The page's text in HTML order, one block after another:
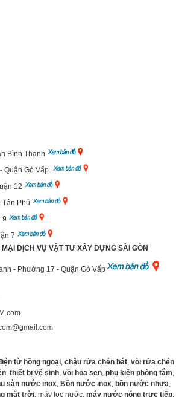
Bình Thạnh
Quận Gò Vấp
12
Tân Phú
9
7
DỊCH VỤ VẬT TƯ XÂY DỰNG SÀI GÒN
- Phường 17 - Quận Gò Vấp
từ hồng ngoại, chậu rửa chén bát, vòi rửa chén
, thiết bị vệ sinh, vòi hoa sen, phụ kiện phòng tắm,
sàn nước inox, Bồn nước inox, bồn nước nhựa,
mặt trời, máy lọc nước, máy nước nóng trực tiếp,